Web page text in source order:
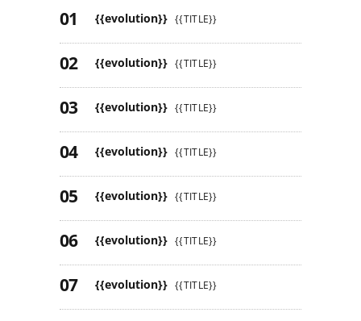
{{evolution}} {{TITLE}}
{{evolution}} {{TITLE}}
{{evolution}} {{TITLE}}
{{evolution}} {{TITLE}}
{{evolution}} {{TITLE}}
{{evolution}} {{TITLE}}
{{evolution}} {{TITLE}}